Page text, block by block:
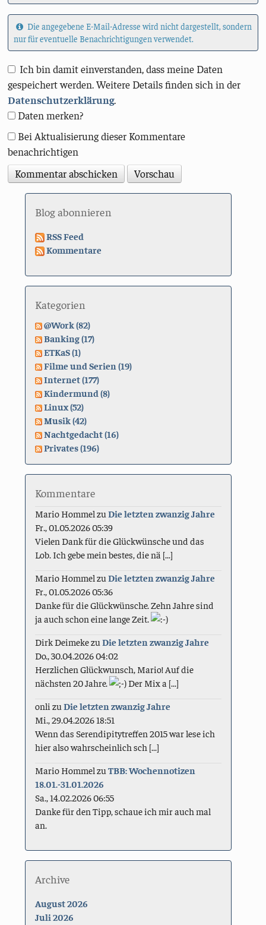
Die angegebene E-Mail-Adresse wird nicht dargestellt, sondern
nur für eventuelle Benachrichtigungen verwendet.
Ich bin damit einverstanden, dass meine Daten
gespeichert werden. Weitere Details finden sich in der
Datenschutzerklärung.
Daten merken?
Bei Aktualisierung dieser Kommentare
benachrichtigen
Blog abonnieren
RSS Feed
Kommentare
Kategorien
@Work (82)
Banking (17)
ETKaS (1)
Filme und Serien (19)
Internet (177)
Kindermund (8)
Linux (52)
Musik (42)
Nachtgedacht (16)
Privates (196)
Kommentare
Mario Hommel zuDie letzten zwanzig Jahre
Fr., 01.05.2026 05:39
Vielen Dank für die Glückwünsche und das
Lob. Ich gebe mein bestes, die nä [...]
Mario Hommel zuDie letzten zwanzig Jahre
Fr., 01.05.2026 05:36
Danke für die Glückwünsche. Zehn Jahre sind
ja auch schon eine lange Zeit.
Dirk DeimekezuDie letzten zwanzig Jahre
Do., 30.04.2026 04:02
Herzlichen Glückwunsch, Mario! Auf die
nächsten 20 Jahre.
Der Mix a [...]
onli zuDie letzten zwanzig Jahre
Mi., 29.04.2026 18:51
Wenn das Serendipitytreffen 2015 war lese ich
hier also wahrscheinlich sch [...]
Mario Hommel zuTBB: Wochennotizen
18.01.-31.01.2026
Sa., 14.02.2026 06:55
Danke für den Tipp, schaue ich mir auch mal
an.
Archive
August 2026
Juli 2026